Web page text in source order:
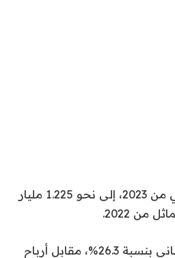
ارتفع صافي أرباح “مصرف الإنماء” بنسبة 32.4% في الربع الثاني من 2023، إلى نحو 1.225 مليار
وعلى أساس ربع سنوي، ارتفع صافي ربح المصرف في الربع الثاني بنسبة 26.3%، مقابل أرباح